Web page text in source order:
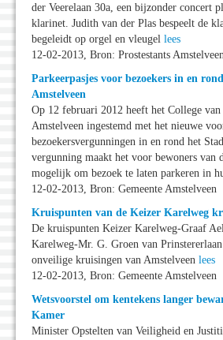
der Veerelaan 30a, een bijzonder concert
klarinet. Judith van der Plas bespeelt de
begeleidt op orgel en vleugel lees
12-02-2013, Bron: Prostestants
Parkeerpasjes voor bezoekers in en
Amstelveen
Op 12 februari 2012 heeft het College
Amstelveen ingestemd met het nieuwe
bezoekersvergunningen in en rond het
vergunning maakt het voor bewoners van
mogelijk om bezoek te laten parkeren in
12-02-2013, Bron: Gemeente Amstelveen
Kruispunten van de Keizer Karelweg
De kruispunten Keizer Karelweg-Graaf
Karelweg-Mr. G. Groen van
onveilige kruisingen van Amstelveen lees
12-02-2013, Bron: Gemeente Amstelveen
Wetsvoorstel om kentekens langer
Kamer
Minister Opstelten van Veiligheid en